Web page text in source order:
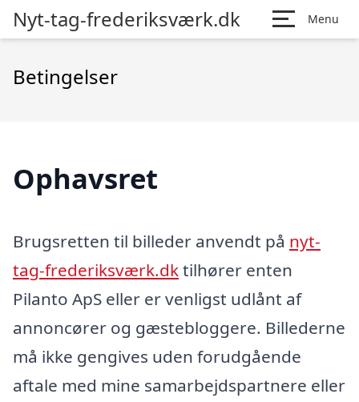
Nyt-tag-frederiksværk.dk Menu
Betingelser
Ophavsret
Brugsretten til billeder anvendt på nyt-
tag-frederiksværk.dktilhører enten
Pilanto ApS eller er venligst udlånt af
annoncører og gæstebloggere. Billederne
må ikke gengives uden forudgående
aftale med mine samarbejdspartnere eller